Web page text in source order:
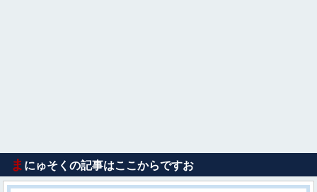
ま にゅそくの記事はここからですお